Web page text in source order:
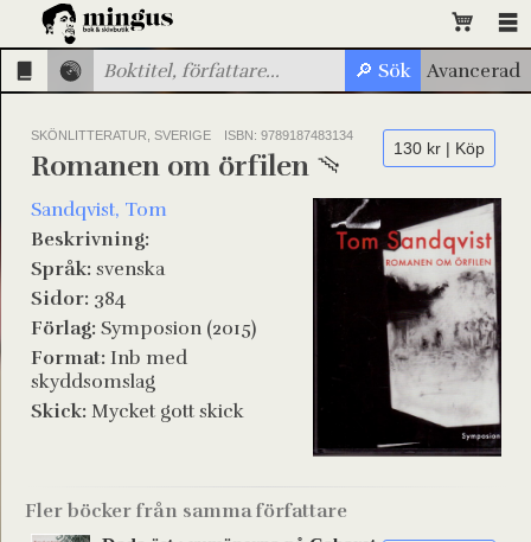
SKÖNLITTERATUR, SVERIGE ISBN: 9789187483134
130 kr | Köp
Romanen om örfilen
Sandqvist, Tom
Beskrivning:
Språk: svenska
Sidor: 384
Förlag: Symposion (2015)
Format: Inb med
skyddsomslag
Skick: Mycket gott skick
Fler böcker från samma författare